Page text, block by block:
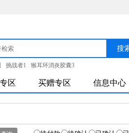
挑战者1 猴耳环消炎胶囊3
区 买赠专区 信息中心